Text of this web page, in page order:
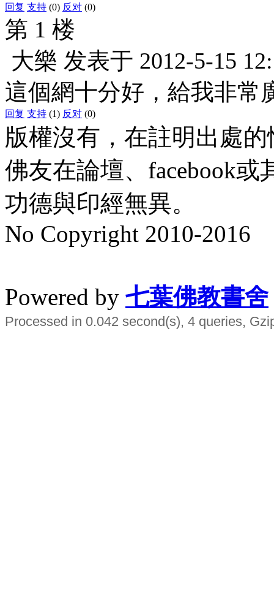
回复 支持 (0) 反对 (0)
第 1 楼
大樂 发表于 2012-5-15
這個網十分好，給我非常
回复 支持 (1) 反对 (0)
版權沒有，在註明出處
佛友在論壇、facebook
功德與印經無異。
No Copyright 2010-2016
Powered by 七葉佛教書舍
Processed in 0.042 second(s), 4 queries,